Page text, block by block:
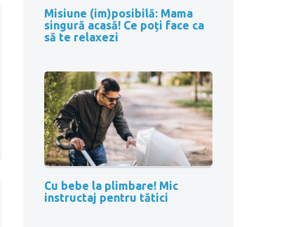
Misiune (im)posibilă: Mama
singură acasă! Ce poți face ca
să te relaxezi
Cu bebe la plimbare! Mic
instructaj pentru tătici